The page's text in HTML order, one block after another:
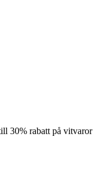
30% rabatt på vitvaror